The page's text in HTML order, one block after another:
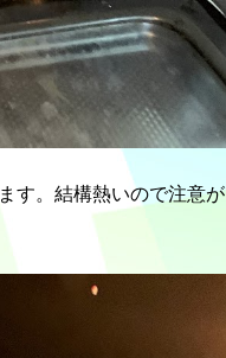
す。結構熱いので注意が